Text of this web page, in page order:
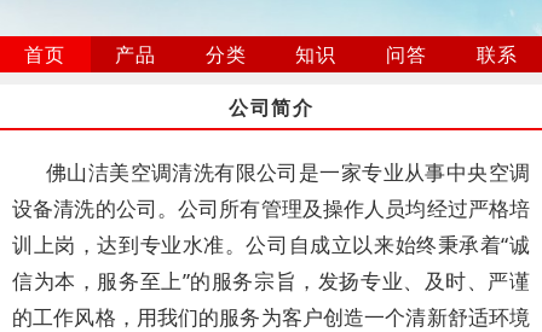
首页 产品 分类 知识 问答
联系
公司简介
佛山洁美空调清洗有限公司是一家专业从事中央空调
设备清洗的公司。公司所有管理及操作人员均经过严格培
训上岗，达到专业水准。公司自成立以来始终秉承着“诚
信为本，服务至上”的服务宗旨，发扬专业、及时、严谨
的工作风格，用我们的服务为客户创造一个清新舒适环境